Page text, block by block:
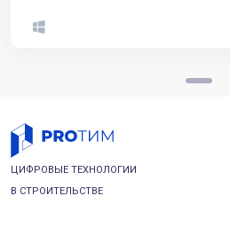
ЦИФРОВЫЕ ТЕХНОЛОГИИ
В СТРОИТЕЛЬСТВЕ